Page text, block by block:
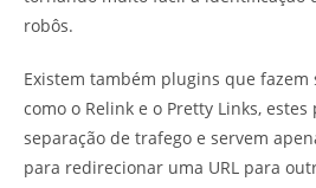
robôs.
Existem também plugins que
como o Relink e o Pretty Links,
separação de trafego e servem
para redirecionar uma URL para